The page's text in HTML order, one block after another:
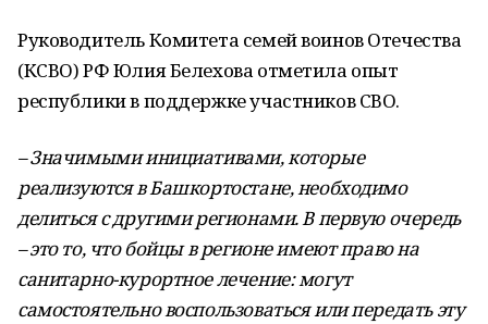
Руководитель Комитета семей воинов Отечества
(КСВО) РФ Юлия Белехова отметила опыт
республики в поддержке участников СВО.
– Значимыми инициативами, которые
реализуются в Башкортостане, необходимо
делиться с другими регионами. В первую очередь
– это то, что бойцы в регионе имеют право на
санитарно-курортное лечение: могут
самостоятельно воспользоваться или передать эту